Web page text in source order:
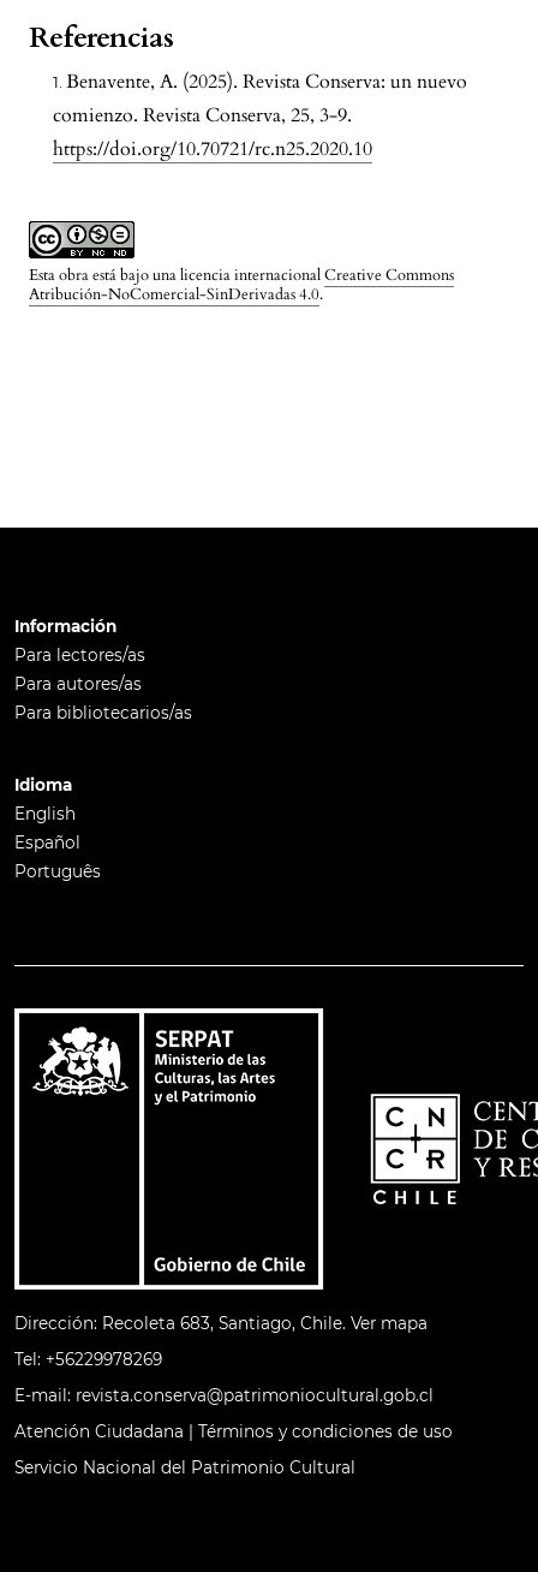
Esta obra está bajo una licencia internacionalCreative Commons
Atribución-NoComercial-SinDerivadas 4.0.
Referencias
Benavente, A. (2025). Revista Conserva: un nuevo
comienzo. Revista Conserva, 25, 3-9.
https://doi.org/10.70721/rc.n25.2020.10
Información
Para lectores/as
Para autores/as
Para bibliotecarios/as
Idioma
English
Español
Português
Dirección: Recoleta 683, Santiago, Chile. Ver mapa
Tel: +56229978269​
E-mail: revista.conserva@patrimoniocultural.gob.cl
Atención Ciudadana
Términos y condiciones de uso
Servicio Nacional del Patrimonio Cultural